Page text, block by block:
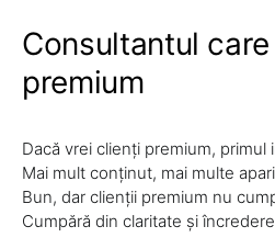
Consultantul
premium
Dacă vrei clienți premium, primul
Mai mult conținut, mai multe
Bun, dar clienții premium nu
Cumpără din claritate și